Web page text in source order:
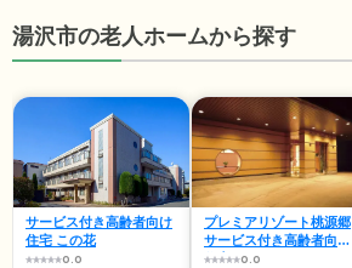
湯沢市の老人ホームから探す
サービス付き高齢者向け
住宅 この花
0.0
プレミアリゾート桃源郷
サービス付き高齢者向け
住宅
0.0